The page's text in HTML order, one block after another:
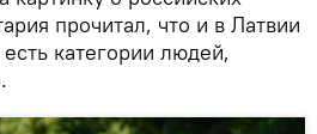
прочитал, что и в Латвии
категории людей,